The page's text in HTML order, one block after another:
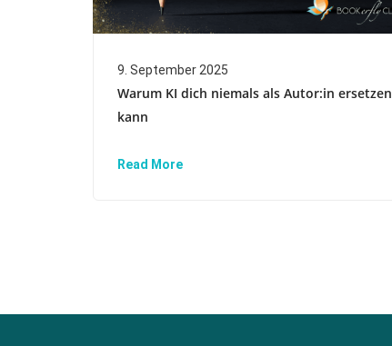
9. September 2025
Warum KI dich niemals als Autor:in ersetzen
kann
Read More